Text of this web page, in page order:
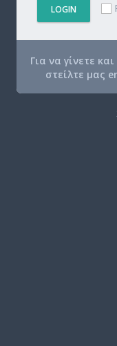
LOGIN
Για να γίνετε
στείλτε μας